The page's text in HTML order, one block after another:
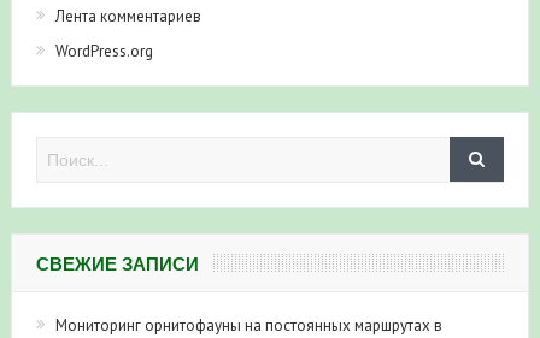
Лента комментариев
WordPress.org
СВЕЖИЕ ЗАПИСИ
Мониторинг орнитофауны на постоянных маршрутах в